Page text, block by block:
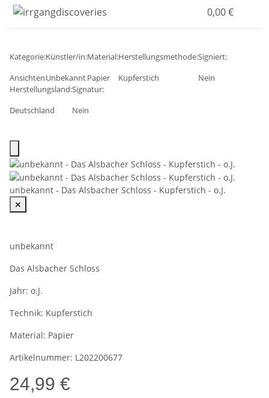
0,00 €
Kategorie:
Ansichten
Künstler/in:
Unbekannt
Material:
Papier
Herstellungsmethode:
Kupferstich
Signiert:
Nein
Herstellungsland:
Deutschland
Signatur:
Nein
unbekannt - Das Alsbacher Schloss - Kupferstich - o.J.
✕
unbekannt
Das Alsbacher Schloss
Jahr: o.J.
Technik: Kupferstich
Material: Papier
Artikelnummer: L202200677
24,99 €